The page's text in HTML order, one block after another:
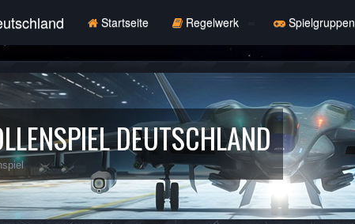
Startseite Regelwerk Spielgruppen
DEUTSCHLAND